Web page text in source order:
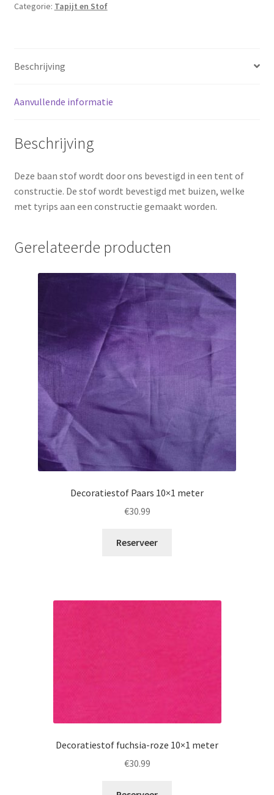
aantal
Categorie: Tapijt en Stof
Beschrijving
Aanvullende informatie
Beschrijving
Deze baan stof wordt door ons bevestigd in een tent of
constructie. De stof wordt bevestigd met buizen, welke
met tyrips aan een constructie gemaakt worden.
Gerelateerde producten
Decoratiestof Paars 10×1 meter
€30.99
Reserveer
Decoratiestof fuchsia-roze 10×1 meter
€30.99